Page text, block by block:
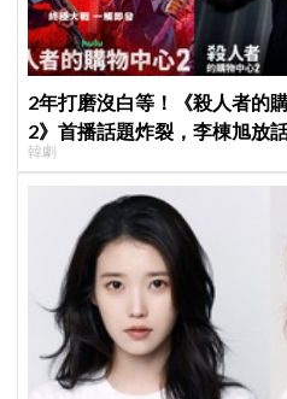
2年打磨沒白等！《殺人者的
2》首播話題炸裂，李棟旭放
季找我，我就拍
韓劇